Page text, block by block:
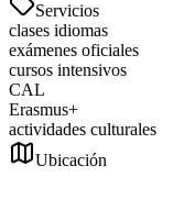
Servicios
clases idiomas
exámenes oficiales
cursos intensivos
CAL
Erasmus+
actividades culturales
Ubicación